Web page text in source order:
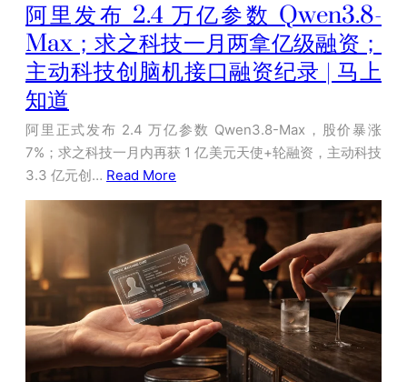
阿里发布 2.4 万亿参数 Qwen3.8-
Max；求之科技一月两拿亿级融资；
主动科技创脑机接口融资纪录 | 马上
知道
阿里正式发布 2.4 万亿参数 Qwen3.8-Max，股价暴涨
7%；求之科技一月内再获 1 亿美元天使+轮融资，主动科技
3.3 亿元创… Read More